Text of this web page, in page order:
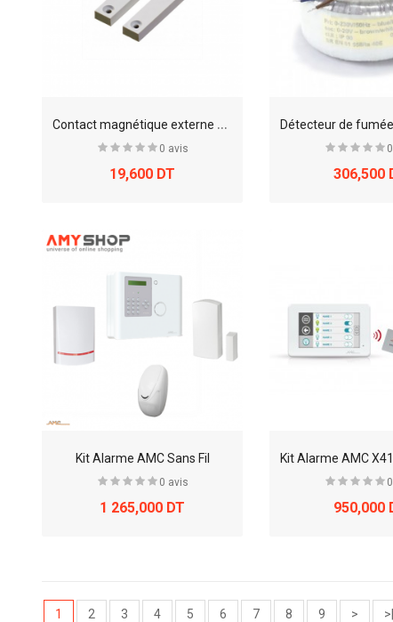
C
ontact magnétique externe Teknim Toc 0250
0 avis
19,600 DT 306,500
Kit Alarme AMC Sans Fil
0 avis
1 265,000 DT 950,000
1 2 3 4 5 6 7 8 9 > >|